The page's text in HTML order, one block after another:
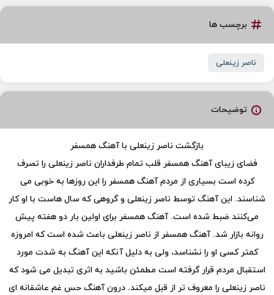
برچسب ها
ناصر زینعلی
توضیحات
بازگشت ناصر زینعلی با آهنگ همسفر
فضای زیبای آهنگ همسفر قلب تمام طرفداران ناصر زینعلی را تصرف
کرده است بسیاری از مردم آهنگ همسفر را این روزها به خوبی می
شناسند. این آهنگ توسط ناصر زینعلی و گروهی که سال هاست با او کار
می‌کنند ضبط شده است. آهنگ همسفر برای اولین بار دو هفته پیش
روانه بازار شد. آهنگ همسفر از ناصر زینعلی باعث شده است که امروزه
کمتر کسی او را نشناسد، ولی به دلیل آنکه این آهنگ به شدت مورد
استقبال مردم قرار گرفته است مطمئن باشید به اثری تبدیل می شود که
ناصر زینعلی را معروف تر از قبل میکند. درون آهنگ حس غم عاشقانه ای